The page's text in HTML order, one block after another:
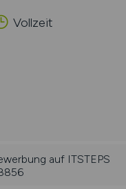
Vollzeit
auf ITSTEPS